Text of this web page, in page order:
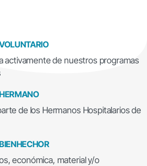
activamente de nuestros programas
de los Hermanos Hospitalarios de
económica, material y/o